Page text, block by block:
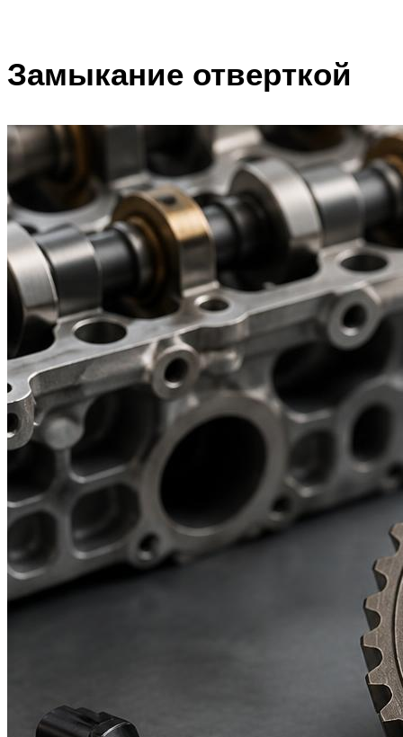
Замыкание отверткой